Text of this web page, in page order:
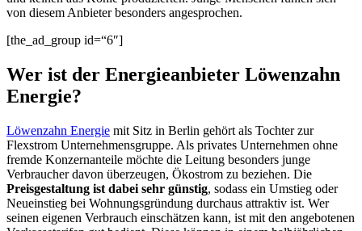
von diesem Anbieter besonders angesprochen.
[the_ad_group id=“6″]
Wer ist der Energieanbieter Löwenzahn
Energie?
Löwenzahn Energie mit Sitz in Berlin gehört als Tochter zur
Flexstrom Unternehmensgruppe. Als privates Unternehmen ohne
fremde Konzernanteile möchte die Leitung besonders junge
Verbraucher davon überzeugen, Ökostrom zu beziehen. Die
Preisgestaltung ist dabei sehr günstig, sodass ein Umstieg oder
Neueinstieg bei Wohnungsgründung durchaus attraktiv ist. Wer
seinen eigenen Verbrauch einschätzen kann, ist mit den angebotenen